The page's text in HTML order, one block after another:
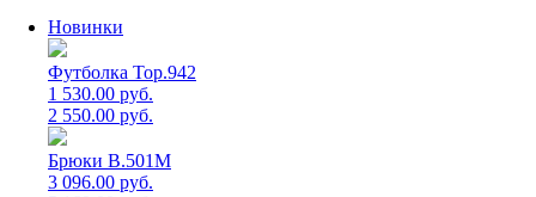
Новинки
Футболка Top.942
1 530.00 руб.
2 550.00 руб.
Брюки B.501M
3 096.00 руб.